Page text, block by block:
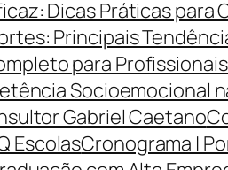
Dicas Práticas
Principais
para
Socioemocional
Gabriel Caetano
EscolasCronograma |